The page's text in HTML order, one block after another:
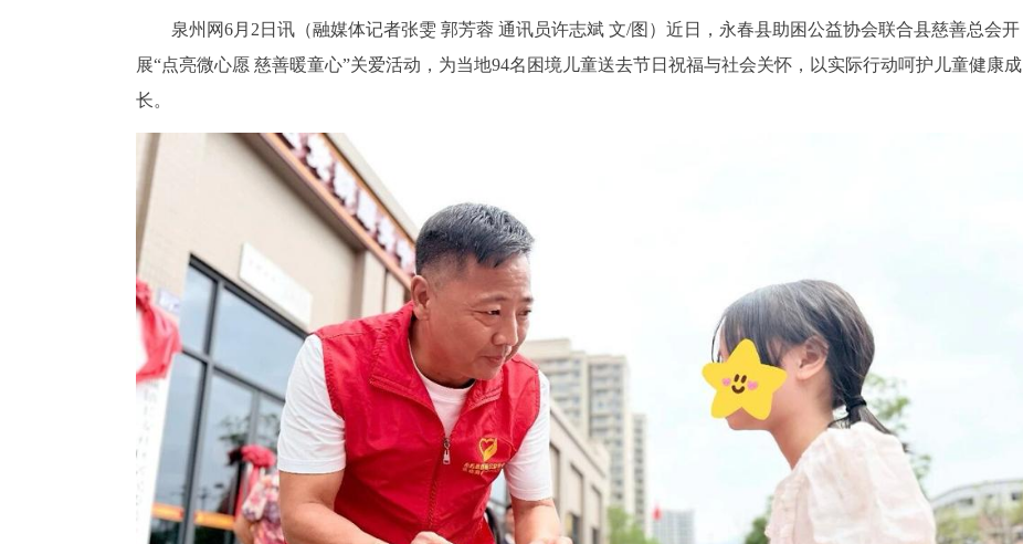
泉州网6月2日讯（融媒体记者张雯 郭芳蓉 通讯员许志斌 文/图）近日，永春县助困公益协会联合县慈善总会开
展“点亮微心愿 慈善暖童心”关爱活动，为当地94名困境儿童送去节日祝福与社会关怀，以实际行动呵护儿童健康成
长。